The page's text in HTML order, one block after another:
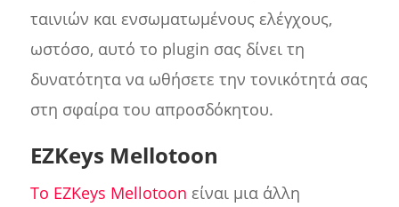
ταινιών και ενσωματωμένους ελέγχους,
ωστόσο, αυτό το plugin σας δίνει τη
δυνατότητα να ωθήσετε την τονικότητά σας
στη σφαίρα του απροσδόκητου.
EZKeys Mellotoon
Το EZKeys Mellotoon είναι μια άλλη